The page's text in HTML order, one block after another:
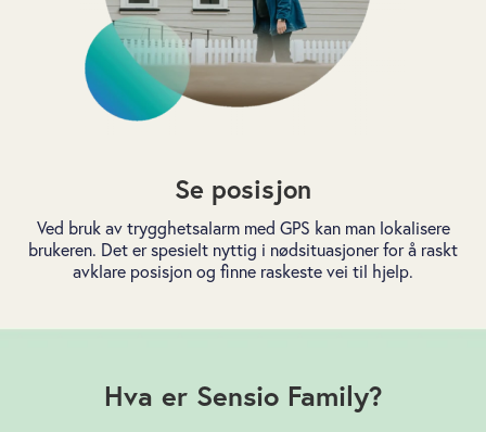
Se posisjon
Ved bruk av trygghetsalarmmed GPS kan man lokalisere
brukeren. Det er spesielt nyttig i nødsituasjoner for å raskt
avklare posisjon og finne raskeste vei til hjelp.
Hva er Sensio Family?